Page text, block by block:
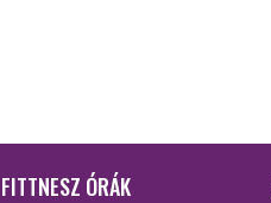
FITTNESZ ÓRÁK